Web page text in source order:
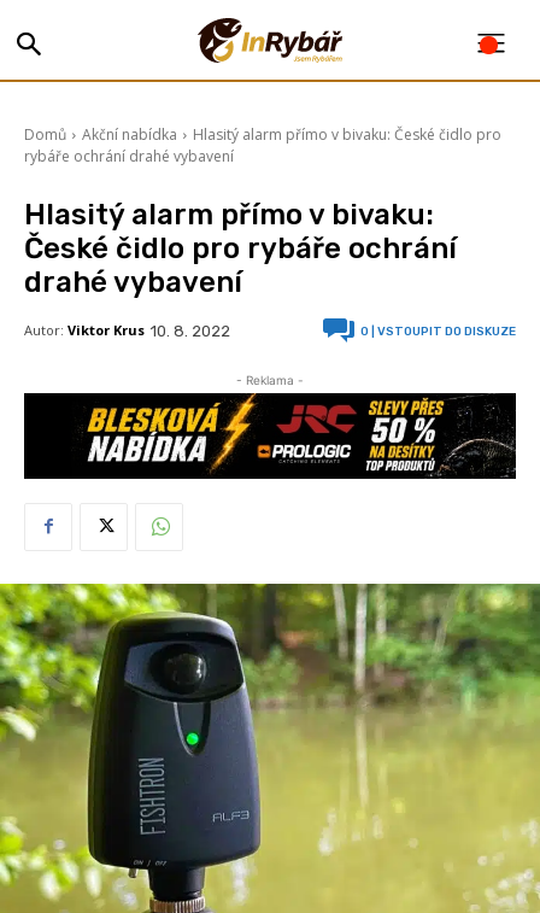
Domů Akční nabídka
Hlasitý alarm přímo v bivaku: České čidlo pro
rybáře ochrání drahé vybavení
Hlasitý alarm přímo v bivaku:
České čidlo pro rybáře ochrání
drahé vybavení
Autor: Viktor Krus 10. 8. 2022 0 | VSTOUPIT DO DISKUZE
- Reklama -